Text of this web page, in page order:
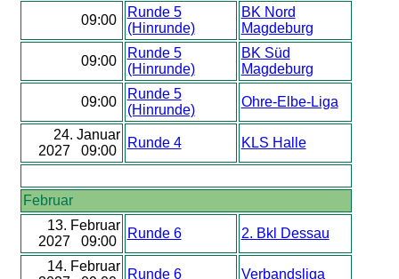
09:00
Runde 5
(Hinrunde)
BK Nord
Magdeburg
09:00
Runde 5
(Hinrunde)
BK Süd
Magdeburg
09:00
Runde 5
(Hinrunde)
Ohre-Elbe-Liga
24. Januar
2027 09:00
Runde 4 KLS Halle
Februar
13. Februar
2027 09:00
Runde 6 2. Bkl Dessau
14. Februar
Runde 6 Verbandsliga